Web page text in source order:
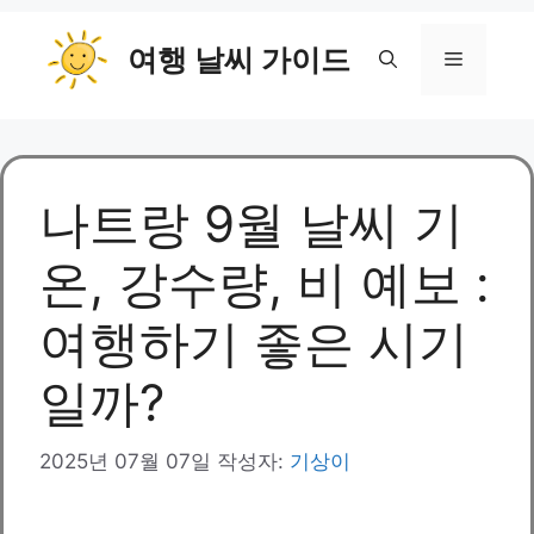
너
여행 날씨 가이드 메
나트랑 9월 날씨 기
온, 강수량, 비 예보 :
여행하기 좋은 시기
일까?
2025년 07월 07일 작성자: 기상이